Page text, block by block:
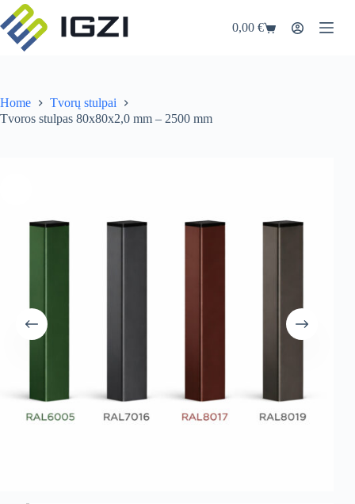
Skip
to
content
Shopping
0,00€
Home
Tvorų stulpai
Tvoros stulpas 80x80x2,0 mm – 2500 mm